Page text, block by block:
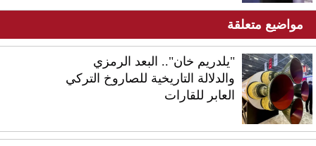
مواضيع متعلقة
"يلدريم خان".. البعد الرمزي
والدلالة التاريخية للصاروخ التركي
العابر للقارات